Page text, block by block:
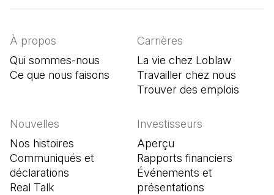
À propos
Qui sommes-nous
Ce que nous faisons
Carrières
La vie chez Loblaw
Travailler chez nous
Trouver des emplois
Nouvelles
Nos histoires
Communiqués et
déclarations
Real Talk
Investisseurs
Aperçu
Rapports financiers
Événements et
présentations